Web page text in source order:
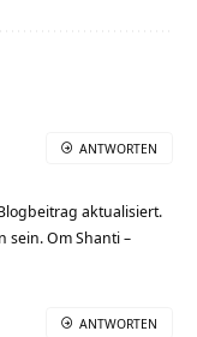
aktualisiert.
sein. Om Shanti –
ANTWORTEN
ANTWORTEN